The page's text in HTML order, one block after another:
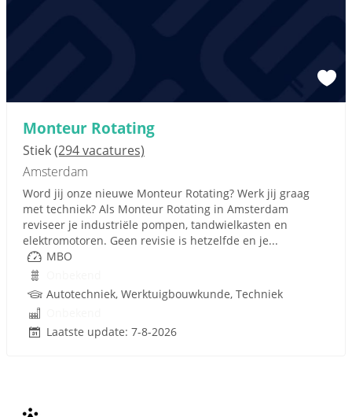
Monteur Rotating
Stiek(294 vacatures)
Amsterdam
Word jij onze nieuwe Monteur Rotating? Werk jij graag
met techniek? Als Monteur Rotating in Amsterdam
reviseer je industriële pompen, tandwielkasten en
elektromotoren. Geen revisie is hetzelfde en je...
MBO
Autotechniek, Werktuigbouwkunde, Techniek
Laatste update: 7-8-2026